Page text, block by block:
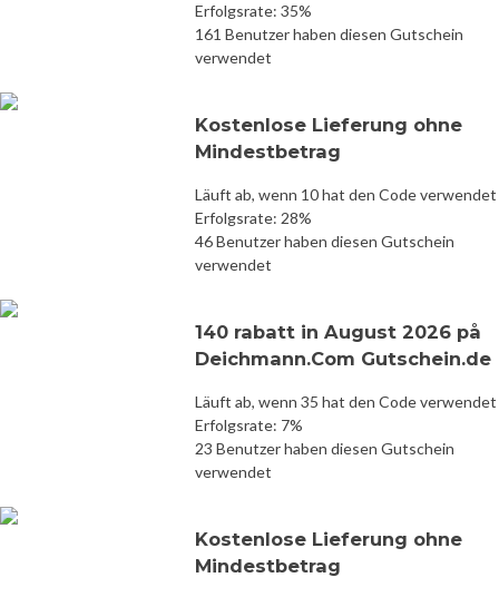
Erfolgsrate: 35%
161 Benutzer haben diesen Gutschein
verwendet
Kostenlose Lieferung ohne
Mindestbetrag
Läuft ab, wenn 10 hat den Code verwendet
Erfolgsrate: 28%
46 Benutzer haben diesen Gutschein
verwendet
140 rabatt in August 2026 på
Deichmann.Com Gutschein.de
Läuft ab, wenn 35 hat den Code verwendet
Erfolgsrate: 7%
23 Benutzer haben diesen Gutschein
verwendet
Kostenlose Lieferung ohne
Mindestbetrag